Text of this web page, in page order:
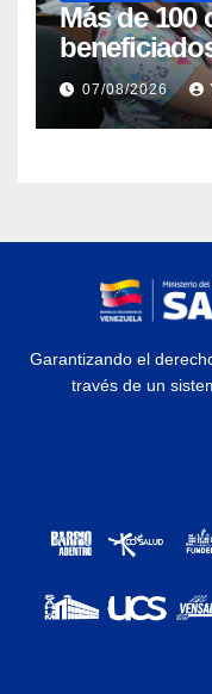
Más de 100
prótesis
07/08/2026
Garantizando el
través de un